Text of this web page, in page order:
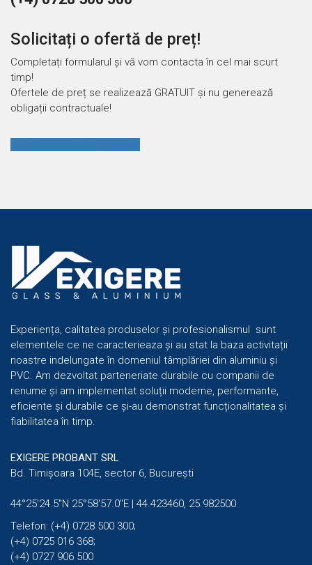
Solicitați o ofertă de preț!
Completați formularul și vă vom contacta în cel mai scurt
timp!
Ofertele de preț se realizează GRATUIT și nu generează
obligații contractuale!
Experiența, calitatea produselor și profesionalismul sunt
elementele ce ne caracterieaza și au stat la baza activitații
noastre indelungate în domeniul tâmplăriei din aluminiu și
PVC. Am dezvoltat parteneriate durabile cu companii de
renume și am implementat soluții moderne, performante,
eficiente și durabile ce și-au demonstrat funcționalitatea și
fiabilitatea în timp.
EXIGERE PROBANT SRL
Bd. Timișoara 104E, sector 6, București
44°25'24.5"N 25°58'57.0"E | 44.423460, 25.982500
Telefon: (+4) 0728 500 300;
(+4) 0725 016 368;
(+4) 0727 906 500